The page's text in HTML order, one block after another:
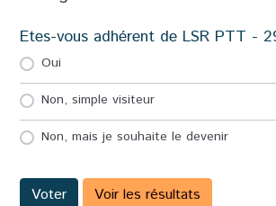
Etes-vous adhérent de LSR PTT -
Oui
Non, simple visiteur
Non, mais je souhaite le devenir
Voter Voir les résultats